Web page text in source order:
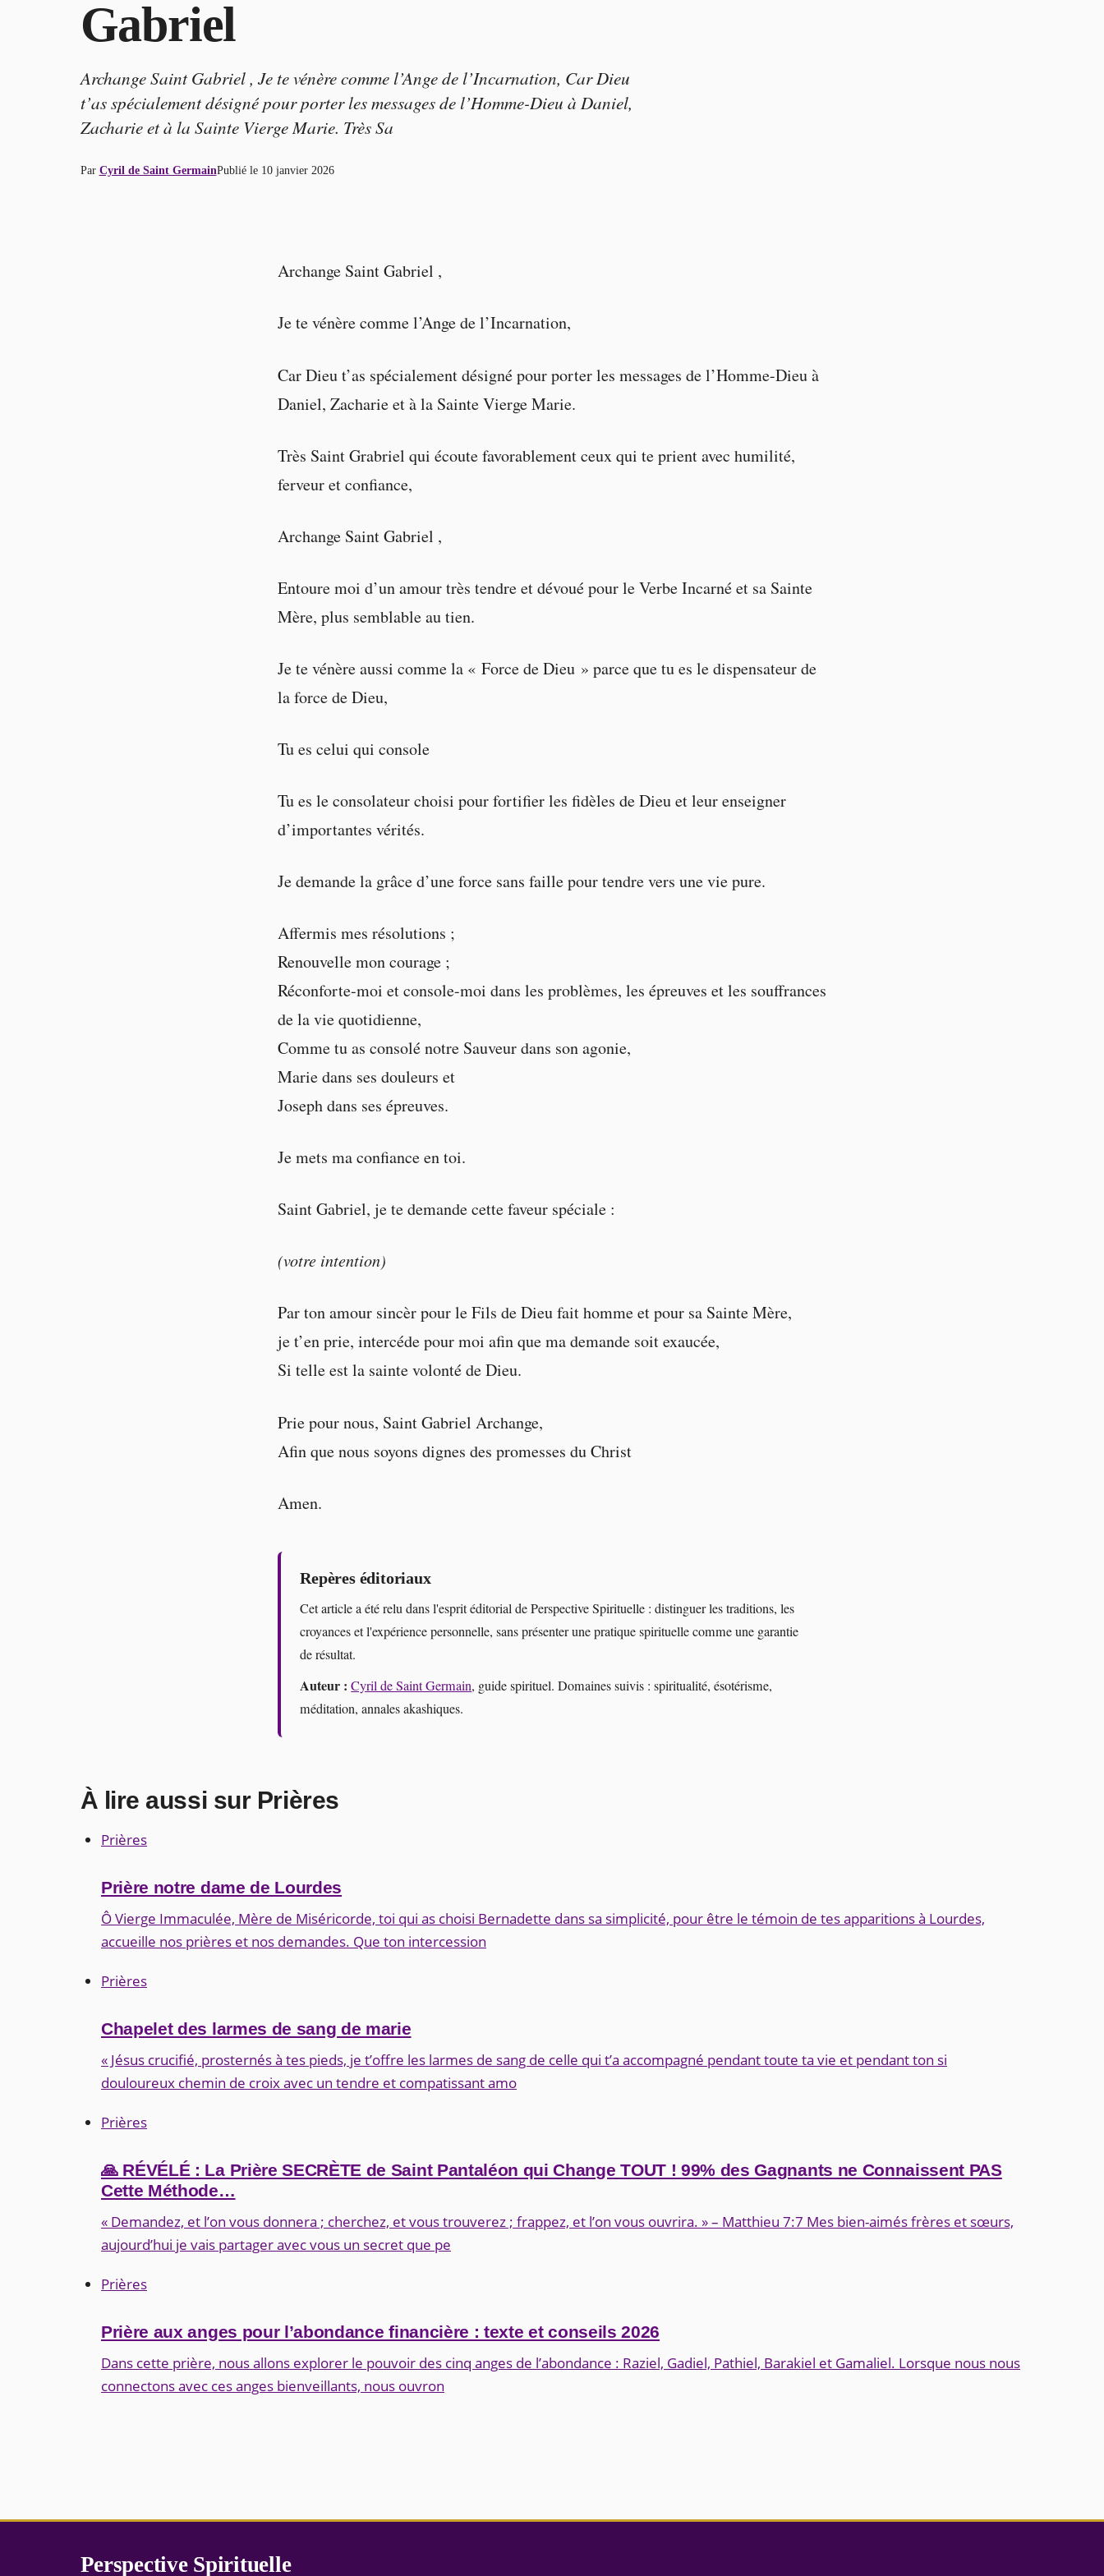
Gabriel
Archange Saint Gabriel , Je te vénère comme l’Ange de l’Incarnation, Car Dieu
t’as spécialement désigné pour porter les messages de l’Homme-Dieu à Daniel,
Zacharie et à la Sainte Vierge Marie. Très Sa
Par Cyril de Saint GermainPublié le 10 janvier 2026
Archange Saint Gabriel ,
Je te vénère comme l’Ange de l’Incarnation,
Car Dieu t’as spécialement désigné pour porter les messages de l’Homme-Dieu à
Daniel, Zacharie et à la Sainte Vierge Marie.
Très Saint Grabriel qui écoute favorablement ceux qui te prient avec humilité,
ferveur et confiance,
Archange Saint Gabriel ,
Entoure moi d’un amour très tendre et dévoué pour le Verbe Incarné et sa Sainte
Mère, plus semblable au tien.
Je te vénère aussi comme la « Force de Dieu » parce que tu es le dispensateur de
la force de Dieu,
Tu es celui qui console
Tu es le consolateur choisi pour fortifier les fidèles de Dieu et leur enseigner
d’importantes vérités.
Je demande la grâce d’une force sans faille pour tendre vers une vie pure.
Affermis mes résolutions ;
Renouvelle mon courage ;
Réconforte-moi et console-moi dans les problèmes, les épreuves et les souffrances
de la vie quotidienne,
Comme tu as consolé notre Sauveur dans son agonie,
Marie dans ses douleurs et
Joseph dans ses épreuves.
Je mets ma confiance en toi.
Saint Gabriel, je te demande cette faveur spéciale :
(votre intention)
Par ton amour sincèr pour le Fils de Dieu fait homme et pour sa Sainte Mère,
je t’en prie, intercéde pour moi afin que ma demande soit exaucée,
Si telle est la sainte volonté de Dieu.
Prie pour nous, Saint Gabriel Archange,
Afin que nous soyons dignes des promesses du Christ
Amen.
Repères éditoriaux
Cet article a été relu dans l'esprit éditorial de Perspective Spirituelle : distinguer les traditions, les
croyances et l'expérience personnelle, sans présenter une pratique spirituelle comme une garantie
de résultat.
Auteur : Cyril de Saint Germain, guide spirituel. Domaines suivis : spiritualité, ésotérisme,
méditation, annales akashiques.
À lire aussi sur Prières
Prières
Prière notre dame de Lourdes
Ô Vierge Immaculée, Mère de Miséricorde, toi qui as choisi Bernadette dans sa simplicité, pour être le témoin de tes apparitions à Lourdes,
accueille nos prières et nos demandes. Que ton intercession
Prières
Chapelet des larmes de sang de marie
« Jésus crucifié, prosternés à tes pieds, je t’offre les larmes de sang de celle qui t’a accompagné pendant toute ta vie et pendant ton si
douloureux chemin de croix avec un tendre et compatissant amo
Prières
🙏 RÉVÉLÉ : La Prière SECRÈTE de Saint Pantaléon qui Change TOUT ! 99% des Gagnants ne Connaissent PAS
Cette Méthode…
« Demandez, et l’on vous donnera ; cherchez, et vous trouverez ; frappez, et l’on vous ouvrira. » – Matthieu 7:7 Mes bien-aimés frères et sœurs,
aujourd’hui je vais partager avec vous un secret que pe
Prières
Prière aux anges pour l’abondance financière : texte et conseils 2026
Dans cette prière, nous allons explorer le pouvoir des cinq anges de l’abondance : Raziel, Gadiel, Pathiel, Barakiel et Gamaliel. Lorsque nous nous
connectons avec ces anges bienveillants, nous ouvron
Perspective Spirituelle